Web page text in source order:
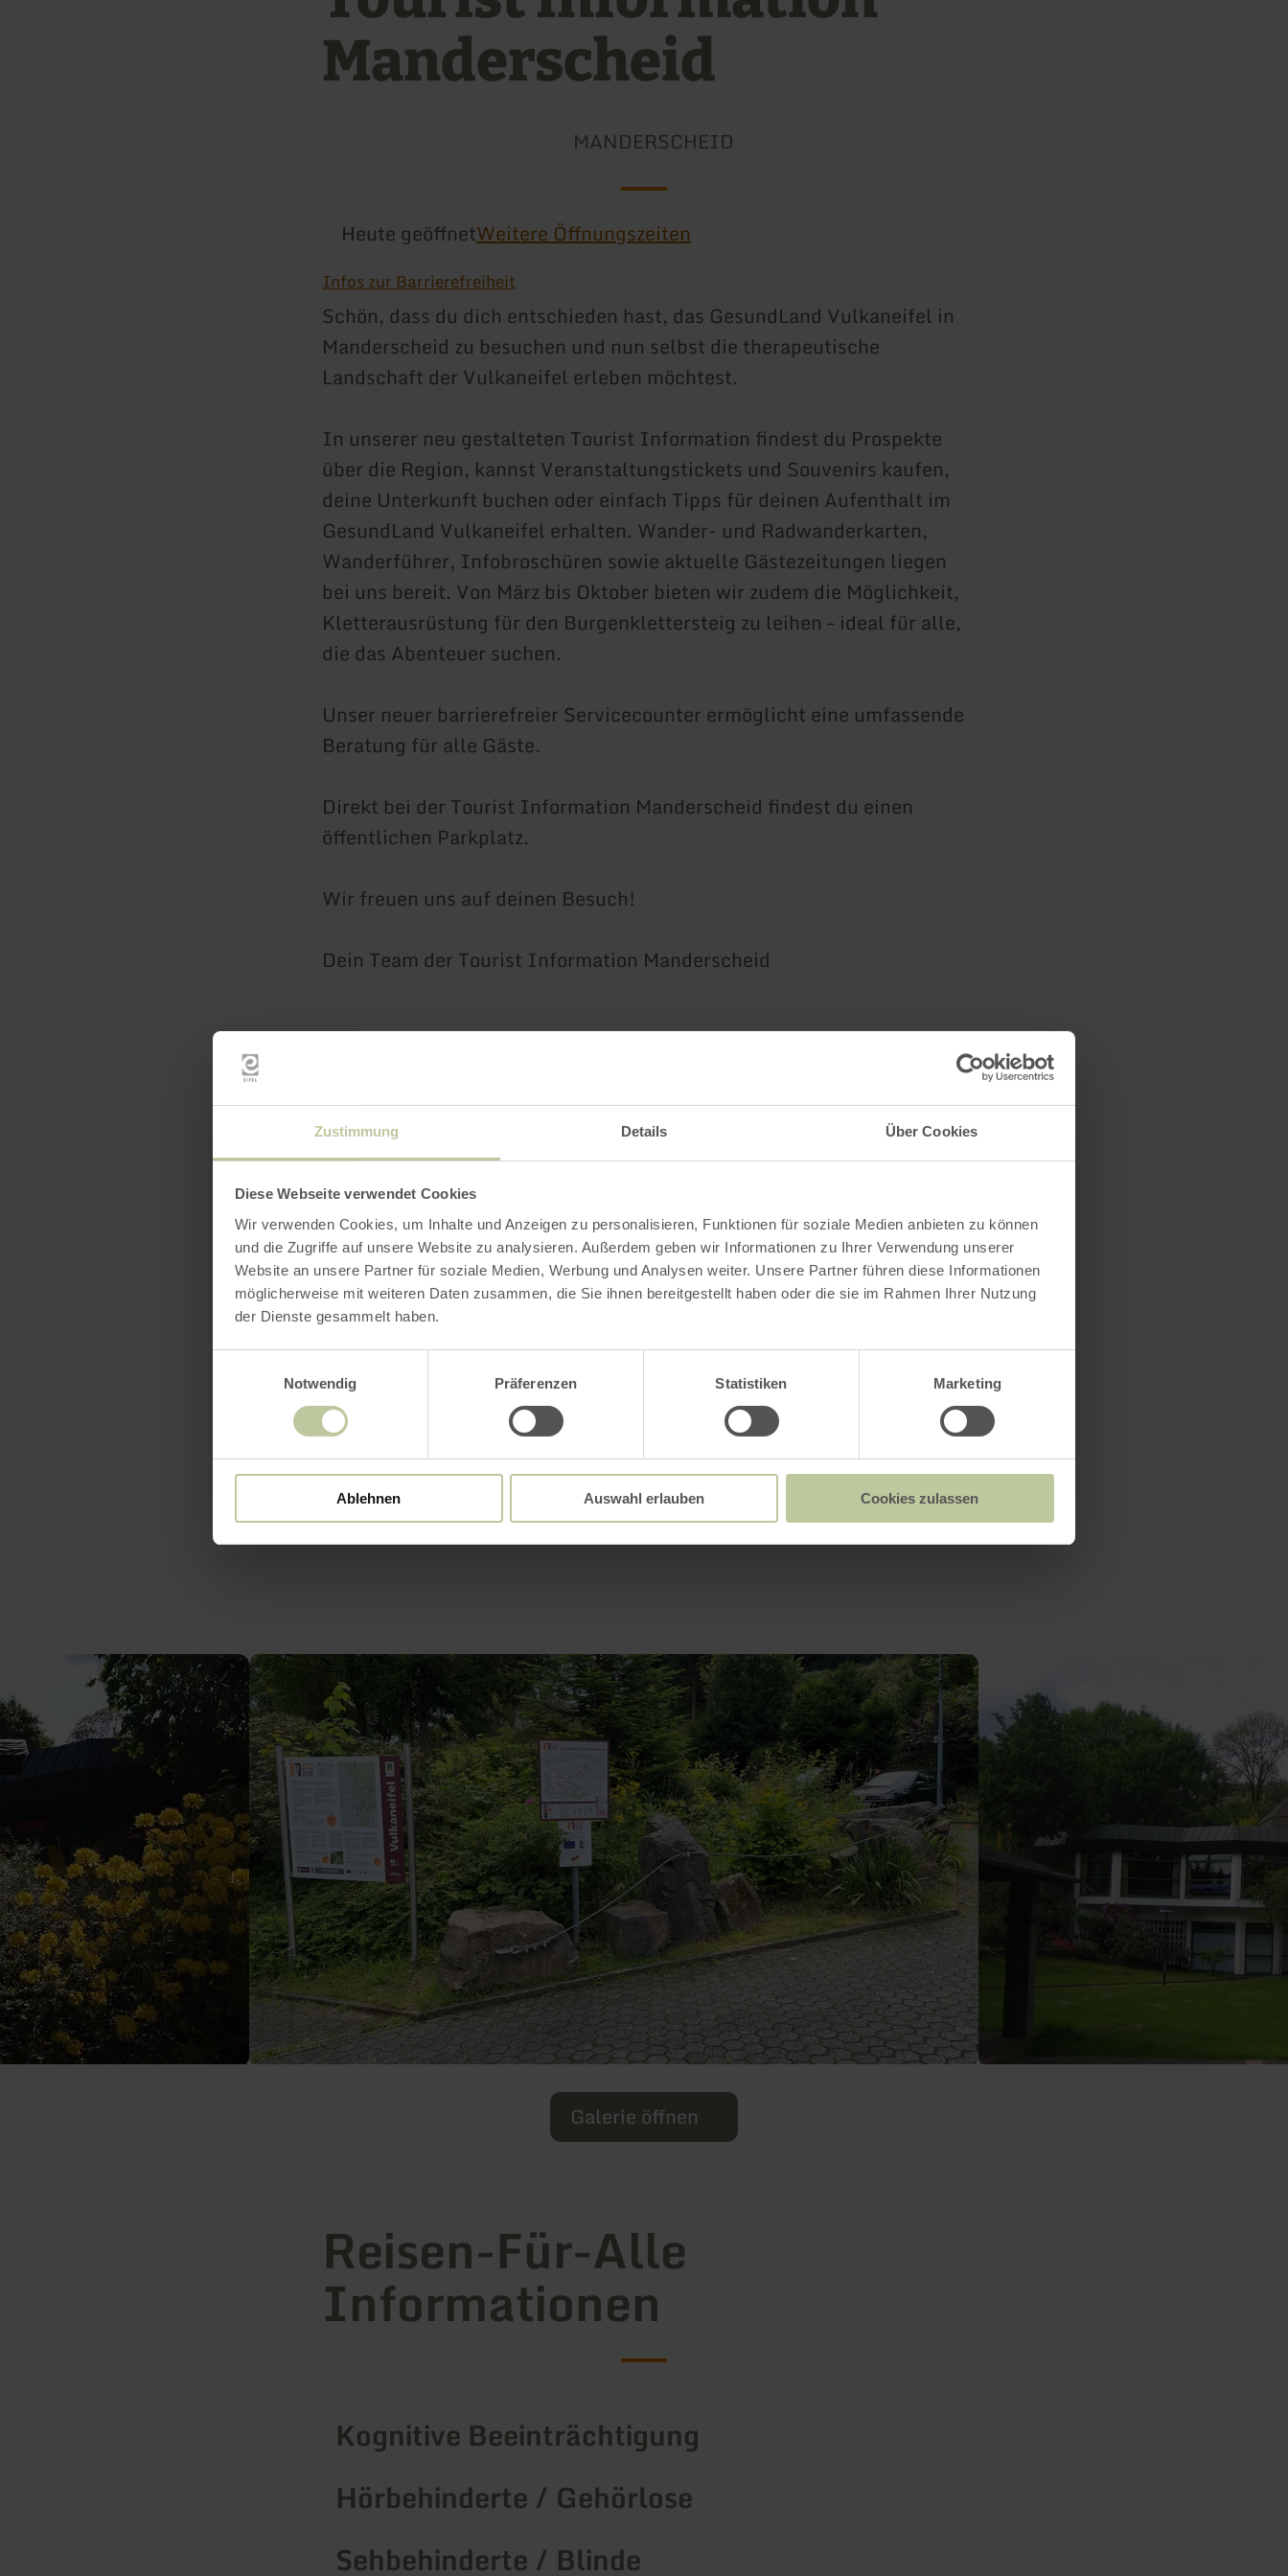
Zustimmung Details Über Cookies
Diese Webseite verwendet Cookies
Wir verwenden Cookies, um Inhalte und Anzeigen zu personalisieren, Funktionen für soziale Medien anbieten zu können
und die Zugriffe auf unsere Website zu analysieren. Außerdem geben wir Informationen zu Ihrer Verwendung unserer
Website an unsere Partner für soziale Medien, Werbung und Analysen weiter. Unsere Partner führen diese Informationen
möglicherweise mit weiteren Daten zusammen, die Sie ihnen bereitgestellt haben oder die sie im Rahmen Ihrer Nutzung
der Dienste gesammelt haben.
Notwendig
Präferenzen Statistiken Marketing
Ablehnen Auswahl erlauben Cookies zulassen
Manderscheid
MANDERSCHEID
Heute geöffnetWeitere Öffnungszeiten
Infos zur Barrierefreiheit
Schön, dass du dich entschieden hast, das GesundLand Vulkaneifel in
Manderscheid zu besuchen und nun selbst die therapeutische
Landschaft der Vulkaneifel erleben möchtest.
In unserer neu gestalteten Tourist Information findest du Prospekte
über die Region, kannst Veranstaltungstickets und Souvenirs kaufen,
deine Unterkunft buchen oder einfach Tipps für deinen Aufenthalt im
GesundLand Vulkaneifel erhalten. Wander- und Radwanderkarten,
Wanderführer, Infobroschüren sowie aktuelle Gästezeitungen liegen
bei uns bereit. Von März bis Oktober bieten wir zudem die Möglichkeit,
Kletterausrüstung für den Burgenklettersteig zu leihen – ideal für alle,
die das Abenteuer suchen.
Unser neuer barrierefreier Servicecounter ermöglicht eine umfassende
Beratung für alle Gäste.
Direkt bei der Tourist Information Manderscheid findest du einen
öffentlichen Parkplatz.
Wir freuen uns auf deinen Besuch!
Dein Team der Tourist Information Manderscheid
Weitere Infos
Öffnungszeiten
Impressionen
Galerie öffnen
Reisen-Für-Alle
Informationen
Kognitive Beeinträchtigung
Hörbehinderte / Gehörlose
Sehbehinderte / Blinde